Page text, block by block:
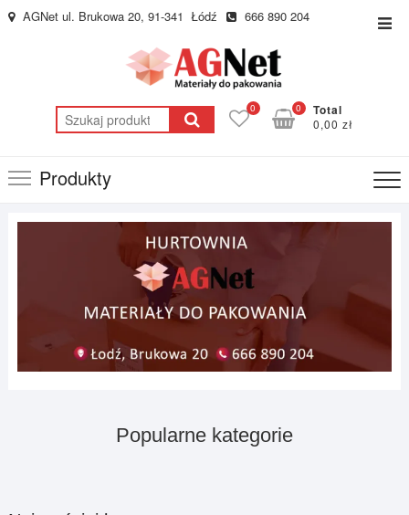
SkipAGNet ul. Brukowa 20, 91-341 Łódź 666 890 204
Szukaj: 0 Total
0,00 zł
0
Produkty
Popularne kategorie
Products
Products